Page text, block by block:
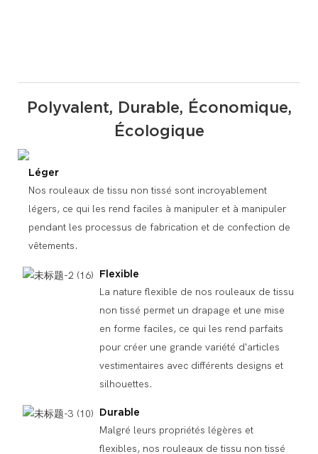
Polyvalent, Durable, Économique,
Écologique
Léger
Nos rouleaux de tissu non tissé sont incroyablement
légers, ce qui les rend faciles à manipuler et à manipuler
pendant les processus de fabrication et de confection de
vêtements.
Flexible
La nature flexible de nos rouleaux de tissu
non tissé permet un drapage et une mise
en forme faciles, ce qui les rend parfaits
pour créer une grande variété d'articles
vestimentaires avec différents designs et
silhouettes.
Durable
Malgré leurs propriétés légères et
flexibles, nos rouleaux de tissu non tissé